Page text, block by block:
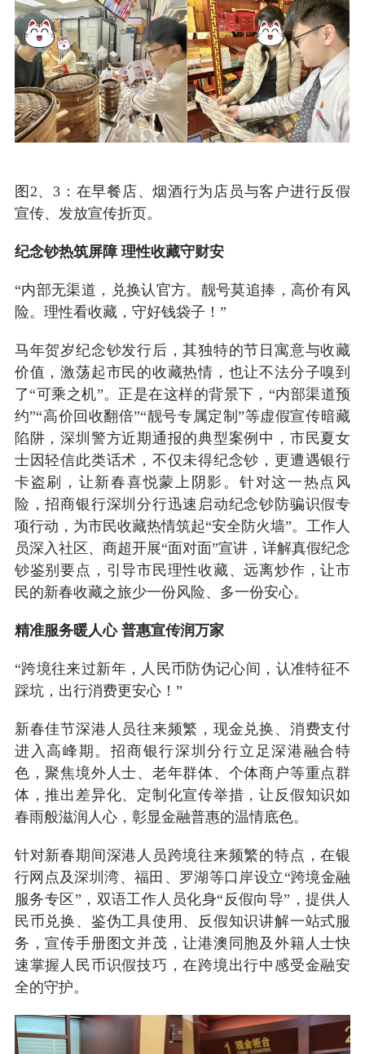
图2、3：在早餐店、烟酒行为店员与客户进行反假
宣传、发放宣传折页。
纪念钞热筑屏障 理性收藏守财安
“内部无渠道，兑换认官方。靓号莫追捧，高价有风
险。理性看收藏，守好钱袋子！”
马年贺岁纪念钞发行后，其独特的节日寓意与收藏
价值，激荡起市民的收藏热情，也让不法分子嗅到
了“可乘之机”。正是在这样的背景下，“内部渠道预
约”“高价回收翻倍”“靓号专属定制”等虚假宣传暗藏
陷阱，深圳警方近期通报的典型案例中，市民夏女
士因轻信此类话术，不仅未得纪念钞，更遭遇银行
卡盗刷，让新春喜悦蒙上阴影。针对这一热点风
险，招商银行深圳分行迅速启动纪念钞防骗识假专
项行动，为市民收藏热情筑起“安全防火墙”。工作人
员深入社区、商超开展“面对面”宣讲，详解真假纪念
钞鉴别要点，引导市民理性收藏、远离炒作，让市
民的新春收藏之旅少一份风险、多一份安心。
精准服务暖人心 普惠宣传润万家
“跨境往来过新年，人民币防伪记心间，认准特征不
踩坑，出行消费更安心！”
新春佳节深港人员往来频繁，现金兑换、消费支付
进入高峰期。招商银行深圳分行立足深港融合特
色，聚焦境外人士、老年群体、个体商户等重点群
体，推出差异化、定制化宣传举措，让反假知识如
春雨般滋润人心，彰显金融普惠的温情底色。
针对新春期间深港人员跨境往来频繁的特点，在银
行网点及深圳湾、福田、罗湖等口岸设立“跨境金融
服务专区”，双语工作人员化身“反假向导”，提供人
民币兑换、鉴伪工具使用、反假知识讲解一站式服
务，宣传手册图文并茂，让港澳同胞及外籍人士快
速掌握人民币识假技巧，在跨境出行中感受金融安
全的守护。